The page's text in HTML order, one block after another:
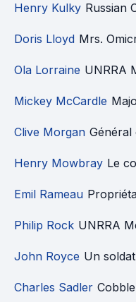
Henry Kulky Russian
Doris Lloyd Mrs.
Ola Lorraine UNRRA
Mickey McCardle
Clive Morgan Général
Henry Mowbray Le
Emil Rameau
Philip Rock UNRRA
John Royce Un soldat
Charles Sadler